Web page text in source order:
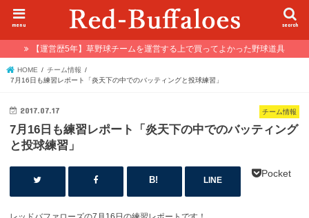
search
menu
【運営歴5年】草野球チームを運営する上で買ってよかった野球道具
HOME
チーム情報
7月16日も練習レポート「炎天下の中でのバッティングと投球練習」
チーム情報
2017.07.17
7月16日も練習レポート「炎天下の中でのバッティング
と投球練習」
LINE
Pocket